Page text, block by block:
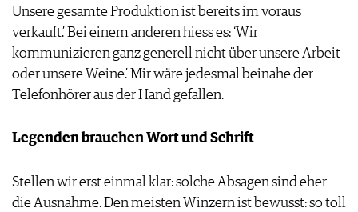
REDAKTION
JOBS
WERBUNG
PRESSE
IMPRESSUM
FAQ
Unsere gesamte Produktion ist bereits im voraus
verkauft.’ Bei einem anderen hiess es: ‘Wir
kommunizieren ganz generell nicht über unsere Arbeit
oder unsere Weine.’ Mir wäre jedesmal beinahe der
Telefonhörer aus der Hand gefallen.
Legenden brauchen Wort und Schrift
Stellen wir erst einmal klar: solche Absagen sind eher
die Ausnahme. Den meisten Winzern ist bewusst: so toll